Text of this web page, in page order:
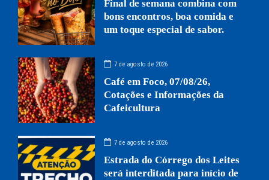
Final de semana combina com
bons encontros, boa comida e
um toque especial de sabor.
7 de agosto de 2026
Café em Foco, 07/08/26,
Cotações e Informações da
Cafeicultura
7 de agosto de 2026
Estrada do Córrego dos Leites
será interditada para início de